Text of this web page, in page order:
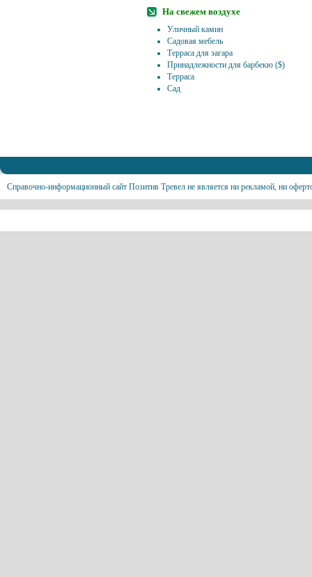
На свежем воздухе
Уличный камин
Садовая мебель
Терраса для загара
Принадлежности для барбекю ($)
Терраса
Сад
Справочно-информационный сайт Позитив Тревел не является ни рекламой, ни